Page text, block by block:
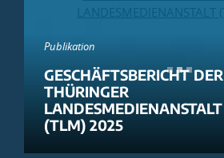
Publikation
GESCHÄFTSBERICHT DER
THÜRINGER
LANDESMEDIENANSTALT
(TLM) 2025